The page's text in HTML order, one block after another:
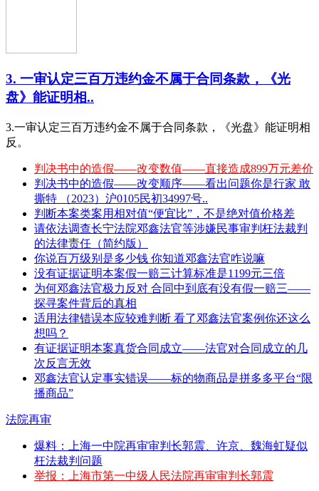
3. 一审认定三百万违约金不属于合同条款，《光
盘》能证明相..
3.一审认定三百万违约金不属于合同条款，《光盘》能证明相
反。
判决书中的造假——改变数值——直接造成899万元差价
判决书中的造假——改变顺序——看出问题你是行家 敢
撕特 （2023）沪0105民初34997号..
判断本案类案用相对值“便宜比”，不是绝对值价格差
请依法调查长宁法院邓鑫法官等涉嫌民事审判枉法裁判
的法律责任（简约版）
你说百万级别是多少钱 你知道邓鑫法官咋说嘛
没有证据证明本案假一赔三计算标准是1199元三倍
为何邓鑫法官极力反对 合同中到底有没有假一赔三——
探寻案件背后的真相
适用法律错误本应较难判断 看了邓鑫法官案例你还这么
想吗？
有证据证明本案真货合同成立——法官对合同成立的几
次反言无效
邓鑫法官认定事实错误——标的物商品是拼多多平台“限
播商品”
法院再审
爆料：上海一中院再审审判长郭震、许京、魏海虹疑似
枉法裁判问题
举报：上海市第一中级人民法院再审审判长郭震